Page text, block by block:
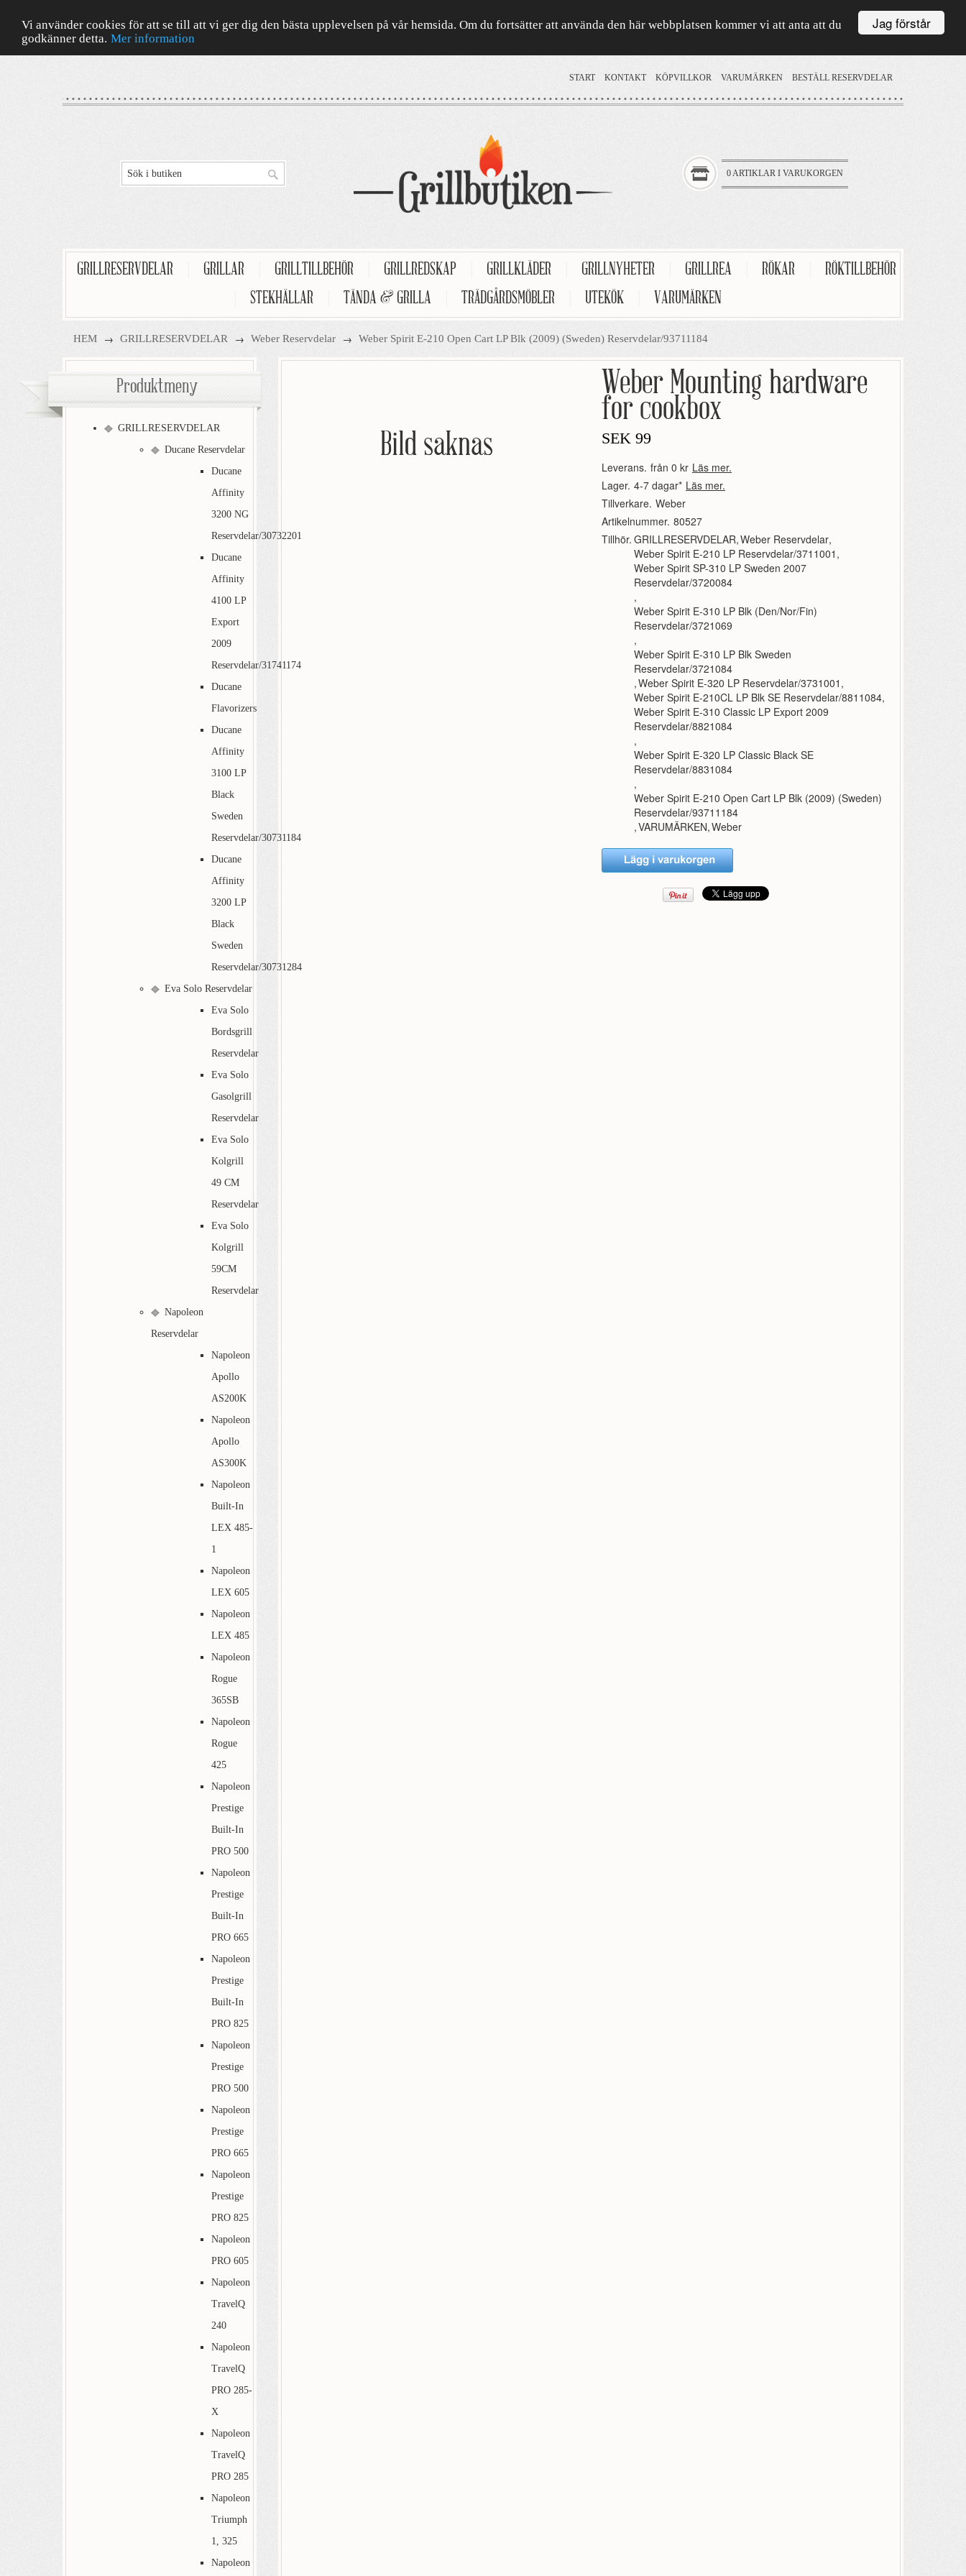
Jag förstår
Vi använder cookies för att se till att vi ger dig den bästa upplevelsen på vår hemsida. Om du fortsätter att använda den här webbplatsen kommer vi att anta att du
godkänner detta. Mer information
START KONTAKT KÖPVILLKOR VARUMÄRKEN BESTÄLL RESERVDELAR
0 ARTIKLAR I VARUKORGEN
GRILLRESERVDELAR GRILLAR GRILLTILLBEHÖR GRILLREDSKAP GRILLKLÄDER GRILLNYHETER GRILLREA RÖKAR
RÖKTILLBEHÖR
STEKHÄLLAR TÄNDA & GRILLA TRÄDGÅRDSMÖBLER UTEKÖK VARUMÄRKEN
HEM → GRILLRESERVDELAR → Weber Reservdelar → Weber Spirit E-210 Open Cart LP Blk (2009) (Sweden) Reservdelar/93711184
Bild saknas
Weber Mounting hardware
for cookbox
SEK 99
Leverans. från 0 kr Läs mer.
Lager. 4-7 dagar* Läs mer.
Tillverkare. Weber
Artikelnummer. 80527
Tillhör. GRILLRESERVDELAR,Weber Reservdelar,
Weber Spirit E-210 LP Reservdelar/3711001 ,
Weber Spirit SP-310 LP Sweden 2007
Reservdelar/3720084
,
Weber Spirit E-310 LP Blk (Den/Nor/Fin)
Reservdelar/3721069
,
Weber Spirit E-310 LP Blk Sweden
Reservdelar/3721084
,Weber Spirit E-320 LP Reservdelar/3731001 ,
Weber Spirit E-210CL LP Blk SE Reservdelar/8811084,
Weber Spirit E-310 Classic LP Export 2009
Reservdelar/8821084
,
Weber Spirit E-320 LP Classic Black SE
Reservdelar/8831084
,
Weber Spirit E-210 Open Cart LP Blk (2009) (Sweden)
Reservdelar/93711184
,VARUMÄRKEN,Weber
Produktmeny
GRILLRESERVDELAR
Ducane Reservdelar
Ducane
Affinity
3200 NG
Reservdelar/30732201
Ducane
Affinity
4100 LP
Export
2009
Reservdelar/31741174
Ducane
Flavorizers
Ducane
Affinity
3100 LP
Black
Sweden
Reservdelar/30731184
Ducane
Affinity
3200 LP
Black
Sweden
Reservdelar/30731284
Eva Solo Reservdelar
Eva Solo
Bordsgrill
Reservdelar
Eva Solo
Gasolgrill
Reservdelar
Eva Solo
Kolgrill
49 CM
Reservdelar
Eva Solo
Kolgrill
59CM
Reservdelar
Napoleon
Reservdelar
Napoleon
Apollo
AS200K
Napoleon
Apollo
AS300K
Napoleon
Built-In
LEX 485-
1
Napoleon
LEX 605
Napoleon
LEX 485
Napoleon
Rogue
365SB
Napoleon
Rogue
425
Napoleon
Prestige
Built-In
PRO 500
Napoleon
Prestige
Built-In
PRO 665
Napoleon
Prestige
Built-In
PRO 825
Napoleon
Prestige
PRO 500
Napoleon
Prestige
PRO 665
Napoleon
Prestige
PRO 825
Napoleon
PRO 605
Napoleon
TravelQ
240
Napoleon
TravelQ
PRO 285-
X
Napoleon
TravelQ
PRO 285
Napoleon
Triumph
1, 325
Napoleon